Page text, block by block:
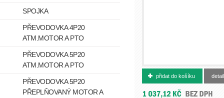
362925091
přidat do košíku detail
SPOJKA
PŘEVODOVKA 4P20
ATM.MOTOR A PTO
PŘEVODOVKA 5P20
ATM.MOTOR A PTO
PŘEVODOVKA 5P20
PŘEPLŇOVANÝ MOTOR A